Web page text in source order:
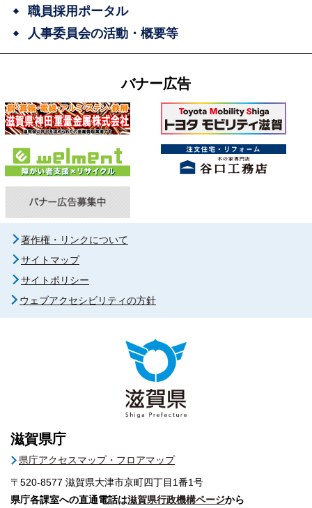
職員採用ポータル
人事委員会の活動・概要等
バナー広告
著作権・リンクについて
サイトマップ
サイトポリシー
ウェブアクセシビリティの方針
滋賀県庁
県庁アクセスマップ・フロアマップ
〒520-8577 滋賀県大津市京町四丁目1番1号
県庁各課室への直通電話は滋賀県行政機構ページから